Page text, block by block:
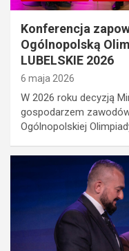
Konferencja
Ogólnopolską
LUBELSKIE 2026
6 maja 2026
W 2026 roku decyzją
gospodarzem
Ogólnopolskiej